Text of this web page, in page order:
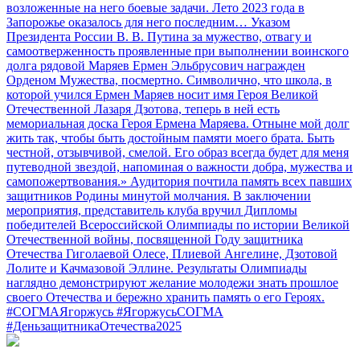
возложенные на него боевые задачи. Лето 2023 года в
Запорожье оказалось для него последним… Указом
Президента России В. В. Путина за мужество, отвагу и
самоотверженность проявленные при выполнении воинского
долга рядовой Маряев Ермен Эльбрусович награжден
Орденом Мужества, посмертно. Символично, что школа, в
которой учился Ермен Маряев носит имя Героя Великой
Отечественной Лазаря Дзотова, теперь в ней есть
мемориальная доска Героя Ермена Маряева. Отныне мой долг
жить так, чтобы быть достойным памяти моего брата. Быть
честной, отзывчивой, смелой. Его образ всегда будет для меня
путеводной звездой, напоминая о важности добра, мужества и
самопожертвования.» Аудитория почтила память всех павших
защитников Родины минутой молчания. В заключении
мероприятия, представитель клуба вручил Дипломы
победителей Всероссийской Олимпиады по истории Великой
Отечественной войны, посвященной Году защитника
Отечества Гиголаевой Олесе, Плиевой Ангелине, Дзотовой
Лолите и Качмазовой Эллине. Результаты Олимпиады
наглядно демонстрируют желание молодежи знать прошлое
своего Отечества и бережно хранить память о его Героях.
#СОГМАЯгоржусь #ЯгоржусьСОГМА
#ДеньзащитникаОтечества2025